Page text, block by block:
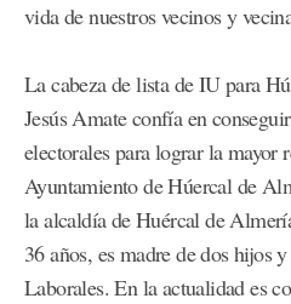
vida de nuestros vecinos y
La cabeza de lista de IU para
Jesús Amate confía en
electorales para lograr la mayor
Ayuntamiento de Húercal de
la alcaldía de Huércal de
36 años, es madre de dos hijos
Laborales. En la actualidad es